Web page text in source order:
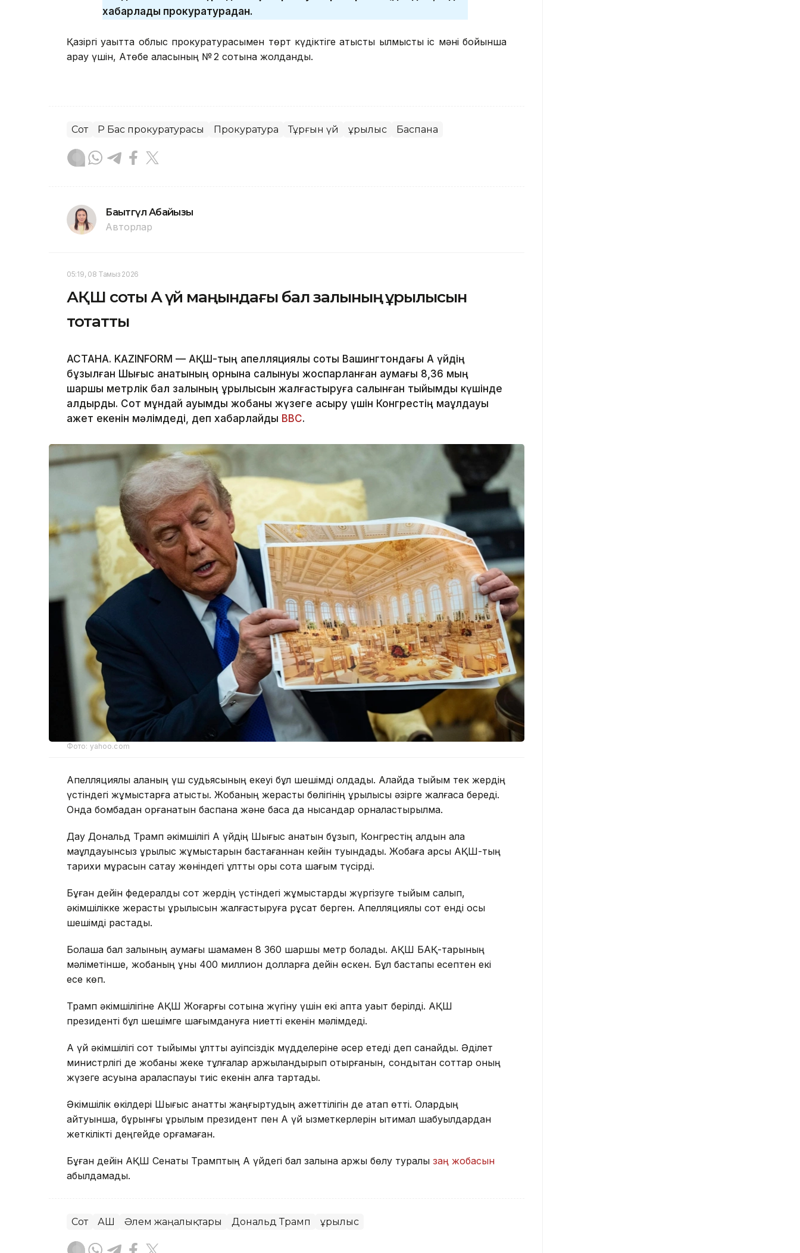
хабарлады прокуратурадан.
Қазіргі уақытта облыс прокуратурасымен төрт күдіктіге қатысты қылмыстық іс мәні бойынша
қарау үшін, Ақтөбе қаласының № 2 сотына жолданды.
Сот ҚР Бас прокуратурасы Прокуратура Тұрғын үй Құрылыс Баспана
Бақытгүл Абайқызы
Авторлар
05:19, 08 Тамыз 2026
АҚШ соты Ақ үй маңындағы бал залының құрылысын
тоқтатты
АСТАНА. KAZINFORM — АҚШ-тың апелляциялық соты Вашингтондағы Ақ үйдің
бұзылған Шығыс қанатының орнына салынуы жоспарланған аумағы 8,36 мың
шаршы метрлік бал залының құрылысын жалғастыруға салынған тыйымды күшінде
қалдырды. Сот мұндай ауқымды жобаны жүзеге асыру үшін Конгрестің мақұлдауы
қажет екенін мәлімдеді, деп хабарлайды BBC.
Фото: yahoo.com
Апелляциялық алқаның үш судьясының екеуі бұл шешімді қолдады. Алайда тыйым тек жердің
үстіндегі жұмыстарға қатысты. Жобаның жерасты бөлігінің құрылысы әзірге жалғаса береді.
Онда бомбадан қорғанатын баспана және басқа да нысандар орналастырылмақ.
Дау Дональд Трамп әкімшілігі Ақ үйдің Шығыс қанатын бұзып, Конгрестің алдын ала
мақұлдауынсыз құрылыс жұмыстарын бастағаннан кейін туындады. Жобаға қарсы АҚШ-тың
тарихи мұрасын сақтау жөніндегі ұлттық қоры сотқа шағым түсірді.
Бұған дейін федералдық сот жердің үстіндегі жұмыстарды жүргізуге тыйым салып,
әкімшілікке жерасты құрылысын жалғастыруға рұқсат берген. Апелляциялық сот енді осы
шешімді растады.
Болашақ бал залының аумағы шамамен 8 360 шаршы метр болады. АҚШ БАҚ-тарының
мәліметінше, жобаның құны 400 миллион долларға дейін өскен. Бұл бастапқы есептен екі
есе көп.
Трамп әкімшілігіне АҚШ Жоғарғы сотына жүгіну үшін екі апта уақыт берілді. АҚШ
президенті бұл шешімге шағымдануға ниетті екенін мәлімдеді.
Ақ үй әкімшілігі сот тыйымы ұлттық қауіпсіздік мүдделеріне әсер етеді деп санайды. Әділет
министрлігі де жобаны жеке тұлғалар қаржыландырып отырғанын, сондықтан соттар оның
жүзеге асуына араласпауы тиіс екенін алға тартады.
Әкімшілік өкілдері Шығыс қанатты жаңғыртудың қажеттілігін де атап өтті. Олардың
айтуынша, бұрынғы құрылым президент пен Ақ үй қызметкерлерін ықтимал шабуылдардан
жеткілікті деңгейде қорғамаған.
Бұған дейін АҚШ Сенаты Трамптың Ақ үйдегі бал залына қаржы бөлу туралы заң жобасын
қабылдамады.
Сот АҚШ Әлем жаңалықтары Дональд Трамп Құрылыс